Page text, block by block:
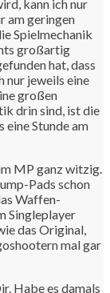
kann ich nur
am geringen
Spielmechanik
großartig
hat, dass
nur jeweils eine
großen
drin sind, ist die
eine Stunde am
MP ganz witzig.
Pads schon
Waffen-
Singleplayer
das Original,
mal gar
Habe es damals